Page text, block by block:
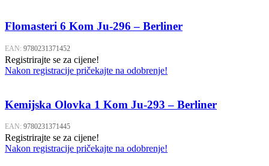
Flomasteri 6 Kom Ju-296 – Berliner
EAN: 9780231371452
Registrirajte se za cijene!
Nakon registracije pričekajte na odobrenje!
Kemijska Olovka 1 Kom Ju-293 – Berliner
EAN: 9780231371445
Registrirajte se za cijene!
Nakon registracije pričekajte na odobrenje!